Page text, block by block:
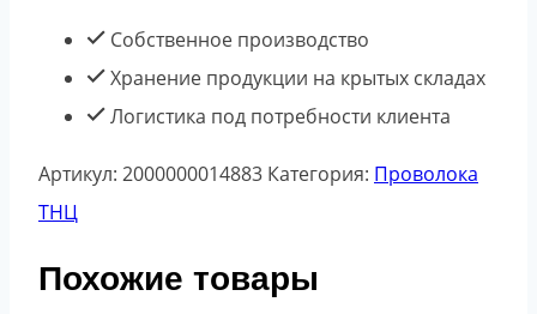
ГОСТ
3282-
Собственное производство
Хранение продукции на крытых складах
Логистика под потребности клиента
Артикул: 2000000014883 Категория: Проволока
ТНЦ
Похожие товары